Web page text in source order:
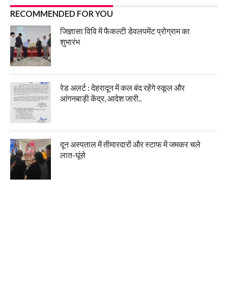
RECOMMENDED FOR YOU
जिज्ञासा विवि में फैकल्टी डेवलपमेंट प्रोग्राम का
शुभारंभ
रेड अलर्ट : देहरादून में कल बंद रहेंगे स्कूल और
आंगनबाड़ी केंद्र, आदेश जारी..
दून अस्पताल में तीमारदारों और स्टाफ में जमकर चले
लात-घूंसे